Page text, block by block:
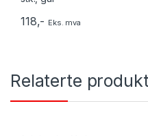
118,- Eks. mva
Relaterte